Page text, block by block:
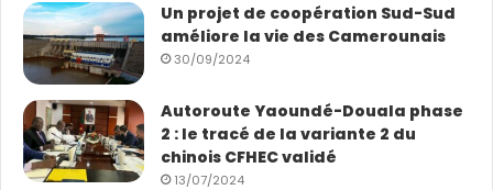
Un projet de coopération Sud-Sud
améliore la vie des Camerounais
30/09/2024
Autoroute Yaoundé-Douala phase
2 : le tracé de la variante 2 du
chinois CFHEC validé
13/07/2024